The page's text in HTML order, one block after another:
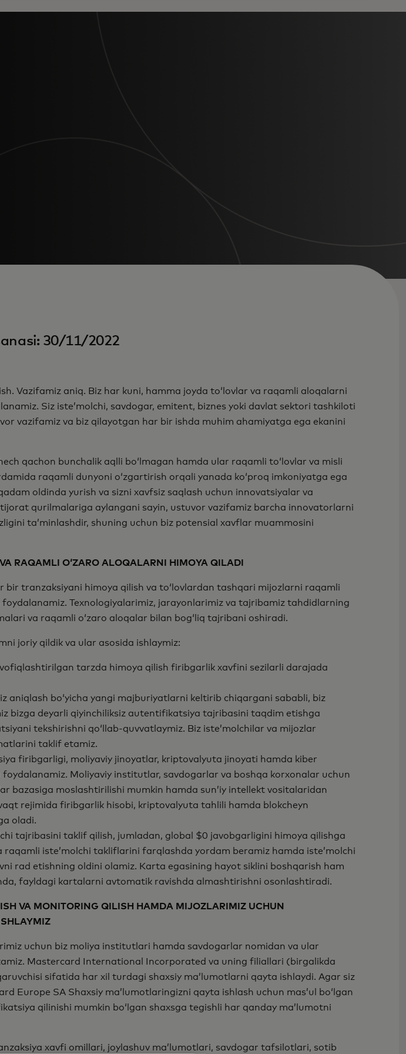
30/11/2022
Vazifamiz aniq. Biz har kuni, hamma joyda toʻlovlar va raqamli aloqalarni
Siz iste’molchi, savdogar, emitent, biznes yoki davlat sektori tashkiloti
vazifamiz va biz qilayotgan har bir ishda muhim ahamiyatga ega ekanini
qachon bunchalik aqlli bo‘lmagan hamda ular raqamli to‘lovlar va misli
raqamli dunyoni o‘zgartirish orqali yanada ko‘proq imkoniyatga ega
oldinda yurish va sizni xavfsiz saqlash uchun innovatsiyalar va
qurilmalariga aylangani sayin, ustuvor vazifamiz barcha innovatorlarni
ta’minlashdir, shuning uchun biz potensial xavflar muammosini
RAQAMLI O‘ZARO ALOQALARNI HIMOYA QILADI
bir tranzaksiyani himoya qilish va to‘lovlardan tashqari mijozlarni raqamli
Texnologiyalarimiz, jarayonlarimiz va tajribamiz tahdidlarning
va raqamli oʻzaro aloqalar bilan bogʻliq tajribani oshiradi.
joriy qildik va ular asosida ishlaymiz:
tarzda himoya qilish firibgarlik xavfini sezilarli darajada
aniqlash bo‘yicha yangi majburiyatlarni keltirib chiqargani sababli, biz
bizga deyarli qiyinchiliksiz autentifikatsiya tajribasini taqdim etishga
tekshirishni qo‘llab-quvvatlaymiz. Biz iste’molchilar va mijozlar
taklif etamiz.
firibgarligi, moliyaviy jinoyatlar, kriptovalyuta jinoyati hamda kiber
Moliyaviy institutlar, savdogarlar va boshqa korxonalar uchun
bazasiga moslashtirilishi mumkin hamda sun’iy intellekt vositalaridan
rejimida firibgarlik hisobi, kriptovalyuta tahlili hamda blokcheyn
oladi.
tajribasini taklif qilish, jumladan, global $0 javobgarligini himoya qilishga
iste’molchi takliflarini farqlashda yordam beramiz hamda iste’molchi
rad etishning oldini olamiz. Karta egasining hayot siklini boshqarish ham
fayldagi kartalarni avtomatik ravishda almashtirishni osonlashtiradi.
VA MONITORING QILISH HAMDA MIJOZLARIMIZ UCHUN
uchun biz moliya institutlari hamda savdogarlar nomidan va ular
Mastercard International Incorporated va uning filiallari (birgalikda
sifatida har xil turdagi shaxsiy ma’lumotlarni qayta ishlaydi. Agar siz
Europe SA Shaxsiy ma’lumotlaringizni qayta ishlash uchun mas’ul bo‘lgan
qilinishi mumkin bo‘lgan shaxsga tegishli har qanday ma’lumotni
xavfi omillari, joylashuv ma’lumotlari, savdogar tafsilotlari, sotib